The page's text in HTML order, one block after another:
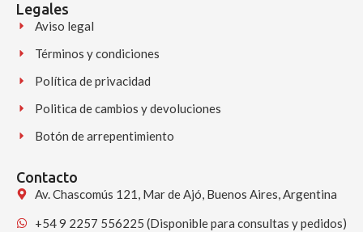
Legales
Aviso legal
Términos y condiciones
Política de privacidad
Politica de cambios y devoluciones
Botón de arrepentimiento
Contacto
Av. Chascomús 121, Mar de Ajó, Buenos Aires, Argentina
+54 9 2257 556225 (Disponible para consultas y pedidos)